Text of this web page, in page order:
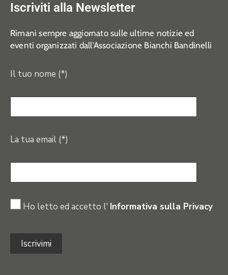
Iscriviti alla Newsletter
Rimani sempre aggiornato sulle ultime notizie ed
eventi organizzati dall’Associazione Bianchi Bandinelli
Il tuo nome (*)
La tua email (*)
Ho letto ed accetto l' Informativa sulla Privacy